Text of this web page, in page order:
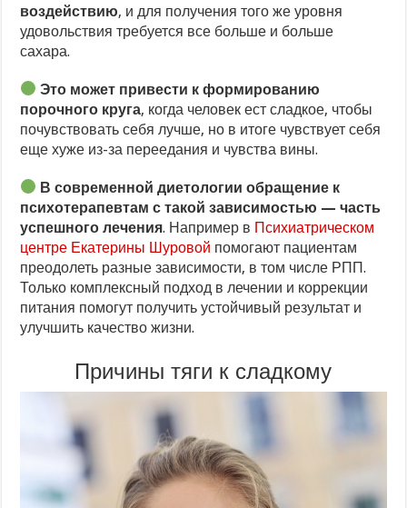
воздействию, и для получения того же уровня
удовольствия требуется все больше и больше
сахара.
Это может привести к формированию
порочного круга, когда человек ест сладкое, чтобы
почувствовать себя лучше, но в итоге чувствует себя
еще хуже из-за переедания и чувства вины.
В современной диетологии обращение к
психотерапевтам с такой зависимостью — часть
успешного лечения. Например в Психиатрическом
центре Екатерины Шуровой помогают пациентам
преодолеть разные зависимости, в том числе РПП.
Только комплексный подход в лечении и коррекции
питания помогут получить устойчивый результат и
улучшить качество жизни.
Причины тяги к сладкому